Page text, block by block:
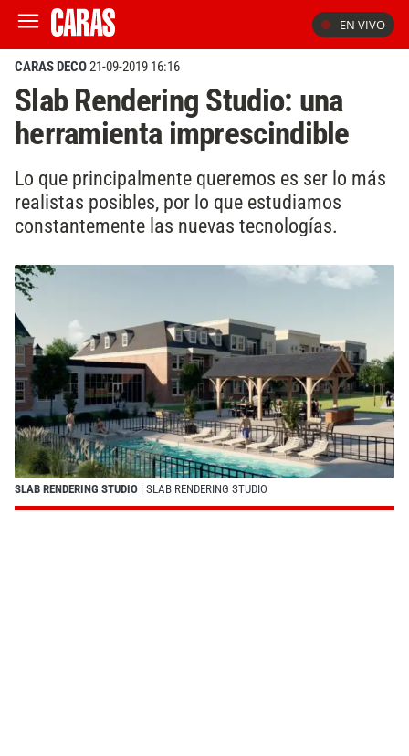
EN VIVO
CARAS DECO21-09-2019 16:16
Slab Rendering Studio: una
herramienta imprescindible
Lo que principalmente queremos es ser lo más
realistas posibles, por lo que estudiamos
constantemente las nuevas tecnologías.
SLAB RENDERING STUDIO | SLAB RENDERING STUDIO